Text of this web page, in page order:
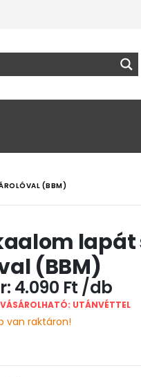
(BBM)
(BBM)
4.090 Ft
UTÁNVÉTTEL
van raktáron!